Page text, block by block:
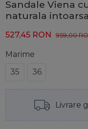
Sandale Viena
naturala
527,45 RON 959,00
Marime
35
36
Livrare